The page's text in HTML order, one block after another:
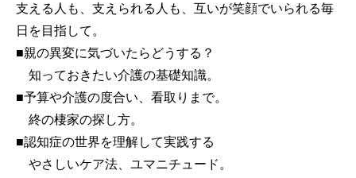
支える人も、支えられる人も、互いが笑顔でいられる毎
日を目指して。
■親の異変に気づいたらどうする？
知っておきたい介護の基礎知識。
■予算や介護の度合い、看取りまで。
終の棲家の探し方。
■認知症の世界を理解して実践する
やさしいケア法、ユマニチュード。